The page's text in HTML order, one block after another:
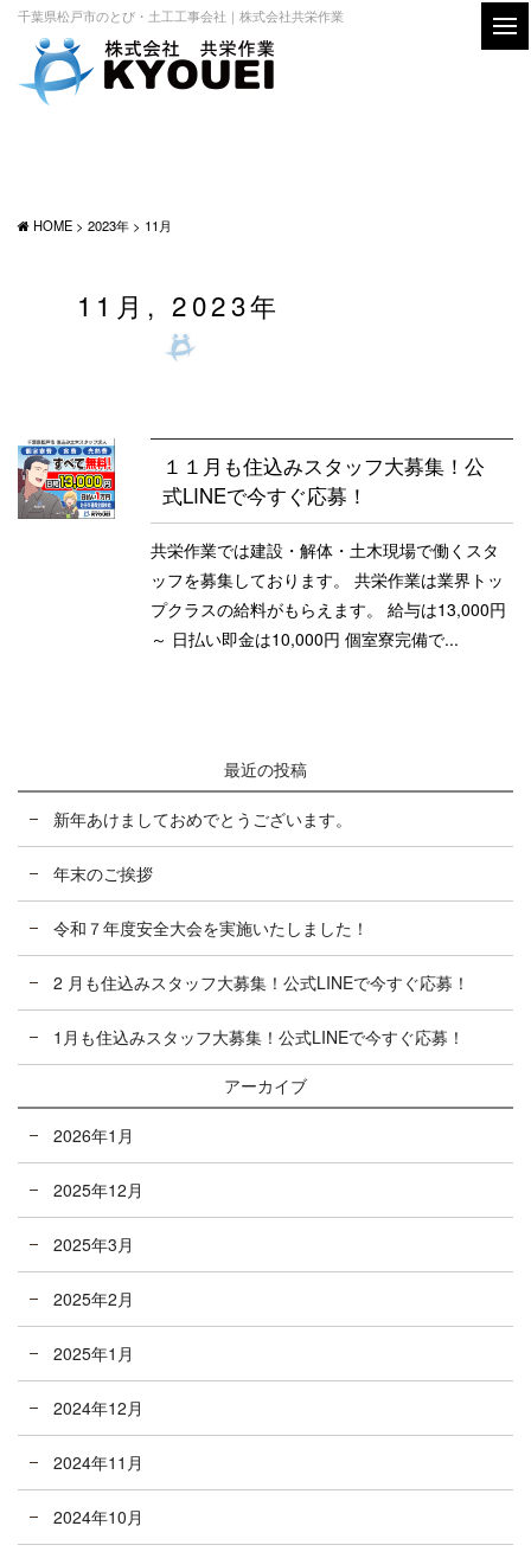
千葉県松戸市のとび・土工工事会社｜株式会社共栄作業
HOME > 2023年 > 11月
11月, 2023年
１１月も住込みスタッフ大募集！公
式LINEで今すぐ応募！
共栄作業では建設・解体・土木現場で働くスタ
ッフを募集しております。 共栄作業は業界トッ
プクラスの給料がもらえます。 給与は13,000円
～ 日払い即金は10,000円 個室寮完備で...
最近の投稿
新年あけましておめでとうございます。
年末のご挨拶
令和７年度安全大会を実施いたしました！
2 月も住込みスタッフ大募集！公式LINEで今すぐ応募！
1月も住込みスタッフ大募集！公式LINEで今すぐ応募！
アーカイブ
2026年1月
2025年12月
2025年3月
2025年2月
2025年1月
2024年12月
2024年11月
2024年10月